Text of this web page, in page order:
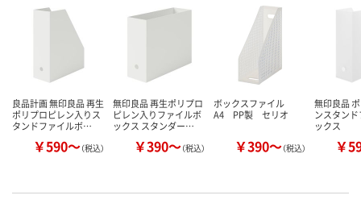
良品計画 無印良品 再生
ポリプロピレン入りス
タンドファイルボ…
￥590～（税込）
無印良品 再生ポリプロ
ピレン入りファイルボ
ックス スタンダー…
￥390～（税込）
ボックスファイル
A4 PP製 セリオ
￥390～（税込）
無印良品
ンスタン
ックス
￥